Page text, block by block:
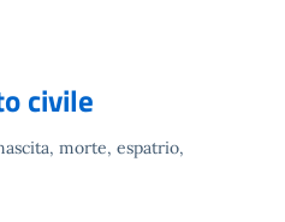
civile
morte, espatrio,